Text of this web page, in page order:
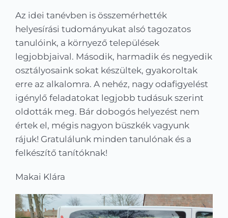
KRÉTA
Az idei tanévben is összemérhették
helyesírási tudományukat alsó tagozatos
tanulóink, a környező települések
legjobbjaival. Második, harmadik és negyedik
osztályosaink sokat készültek, gyakoroltak
erre az alkalomra. A nehéz, nagy odafigyelést
igénylő feladatokat legjobb tudásuk szerint
oldották meg. Bár dobogós helyezést nem
értek el, mégis nagyon büszkék vagyunk
rájuk! Gratulálunk minden tanulónak és a
felkészítő tanítóknak!
Makai Klára